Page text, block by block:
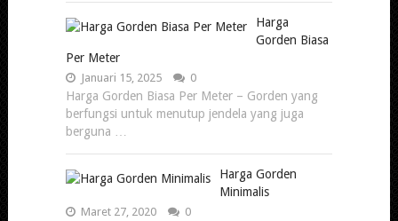
Harga
Gorden Biasa
Per Meter
Januari 15, 2025 0
Harga Gorden Biasa Per Meter – Gorden yang
berfungsi untuk menutup jendela yang juga
berguna …
Harga Gorden
Minimalis
Maret 27, 2020 0